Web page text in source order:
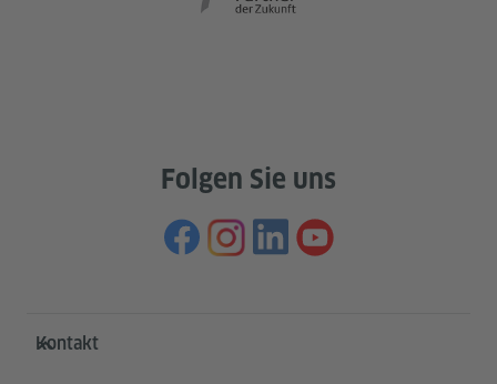
Folgen Sie uns
Service- und Informationsbereich
Kontakt